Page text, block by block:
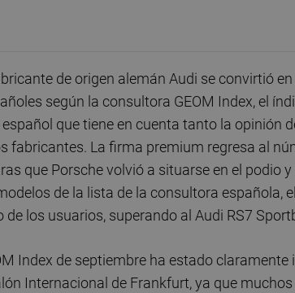
de origen alemán Audi se convirtió
según la consultora GEOM Index, el
que tiene en cuenta tanto la opinión
fabricantes. La firma premium regresa al
que Porsche volvió a situarse en el podio
de la lista de la consultora española,
los usuarios, superando al Audi RS7
Index de septiembre ha estado
Internacional de Frankfurt, ya que